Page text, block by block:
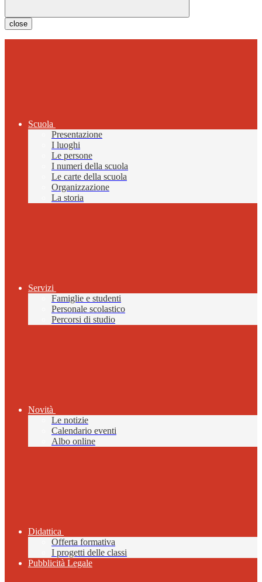
close
Scuola
Presentazione
I luoghi
Le persone
I numeri della scuola
Le carte della scuola
Organizzazione
La storia
Servizi
Famiglie e studenti
Personale scolastico
Percorsi di studio
Novità
Le notizie
Calendario eventi
Albo online
Didattica
Offerta formativa
I progetti delle classi
Pubblicità Legale